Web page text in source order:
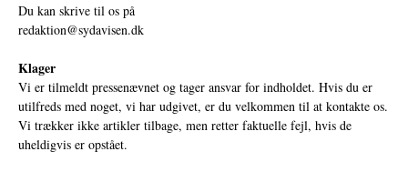
Du kan skrive til os på
redaktion@sydavisen.dk
Klager
Vi er tilmeldt pressenævnet og tager ansvar for indholdet. Hvis du er
utilfreds med noget, vi har udgivet, er du velkommen til at kontakte os.
Vi trækker ikke artikler tilbage, men retter faktuelle fejl, hvis de
uheldigvis er opstået.